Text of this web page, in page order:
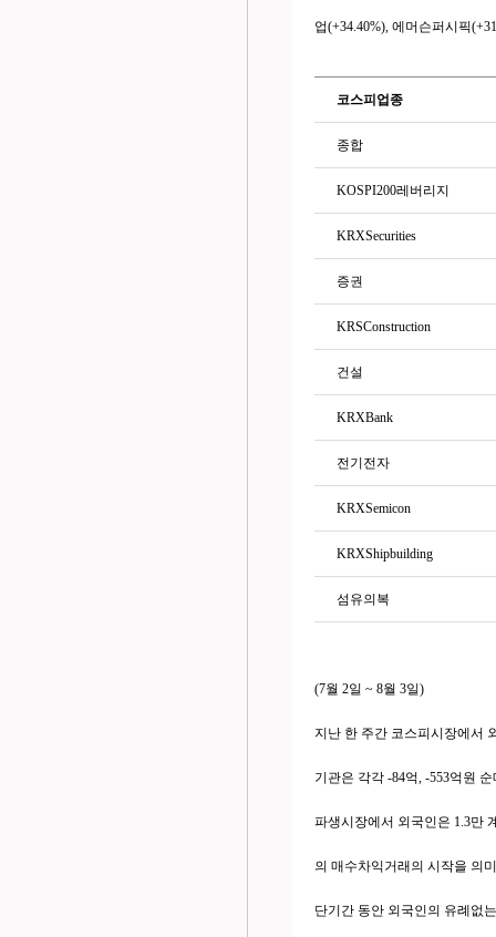
업(+34.40%), 에머슨퍼시픽
코스피업종
종합
KOSPI200레버리지
KRXSecurities
증권
KRSConstruction
건설
KRXBank
전기전자
KRXSemicon
KRXShipbuilding
섬유의복
(7월 2일 ~ 8월 3일)
지난 한 주간 코스피시장에서
기관은 각각 -84억, -553억원
파생시장에서 외국인은 1.3만
의 매수차익거래의 시작을 의
단기간 동안 외국인의 유례없